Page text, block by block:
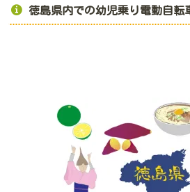
徳島県内での幼児乗り電動自転